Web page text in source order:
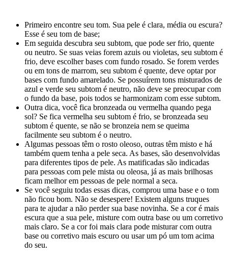
Primeiro encontre seu tom. Sua pele é clara, média ou escura?
Esse é seu tom de base;
Em seguida descubra seu subtom, que pode ser frio, quente
ou neutro. Se suas veias forem azuis ou violetas, seu subtom é
frio, deve escolher bases com fundo rosado. Se forem verdes
ou em tons de marrom, seu subtom é quente, deve optar por
bases com fundo amarelado. Se possuírem tons misturados de
azul e verde seu subtom é neutro, não deve se preocupar com
o fundo da base, pois todos se harmonizam com esse subtom.
Outra dica, você fica bronzeada ou vermelha quando pega
sol? Se fica vermelha seu subtom é frio, se bronzeada seu
subtom é quente, se não se bronzeia nem se queima
facilmente seu subtom é o neutro.
Algumas pessoas têm o rosto oleoso, outras têm misto e há
também quem tenha a pele seca. As bases, são desenvolvidas
para diferentes tipos de pele. As matificadas são indicadas
para pessoas com pele mista ou oleosa, já as mais brilhosas
ficam melhor em pessoas de pele normal a seca.
Se você seguiu todas essas dicas, comprou uma base e o tom
não ficou bom. Não se desespere! Existem alguns truques
para te ajudar a não perder sua base novinha. Se a cor é mais
escura que a sua pele, misture com outra base ou um corretivo
mais claro. Se a cor foi mais clara pode misturar com outra
base ou corretivo mais escuro ou usar um pó um tom acima
do seu.